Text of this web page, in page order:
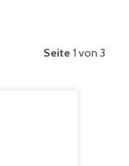
Seite 1 von 3